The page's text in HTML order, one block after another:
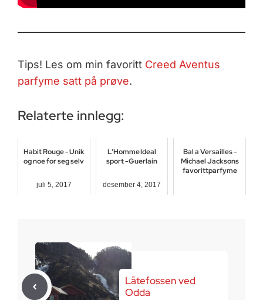
Tips! Les om min favoritt Creed Aventus
parfyme satt på prøve.
Relaterte innlegg:
Habit Rouge - Unik
og noe for seg selv
juli 5, 2017
L'Homme Ideal
sport - Guerlain
desember 4, 2017
Bal a Versailles -
Michael Jacksons
favorittparfyme
Låtefossen ved
Odda